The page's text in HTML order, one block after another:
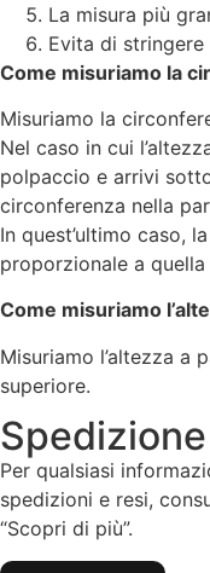
La misura più
Evita di
Come misuriamo la
Misuriamo la
Nel caso in cui
polpaccio e arrivi
circonferenza nella
In quest’ultimo caso,
proporzionale a
Come misuriamo
Misuriamo l’altezza a
superiore.
Per qualsiasi
spedizioni e resi,
“Scopri di più”.